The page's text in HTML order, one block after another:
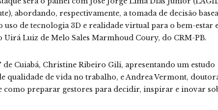
abordando, respectivamente, a tomada de decisão
de tecnologia 3D e realidade virtual para o bem-estar
Luiz de Melo Sales Marmhoud Coury, do CRM-PB.
Cuiabá, Christine Ribeiro Gili, apresentando um estudo
qualidade de vida no trabalho, e Andrea Vermont,
como preparar gestores para decidir, inspirar e inovar